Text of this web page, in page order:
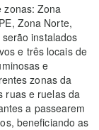
zonas: Zona
Zona Norte,
instalados
e três locais de
e
zonas da
ruas e ruelas da
a passearem
beneficiando as